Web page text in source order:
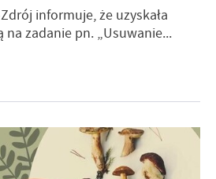
informuje, że uzyskała
zadanie pn. „Usuwanie...